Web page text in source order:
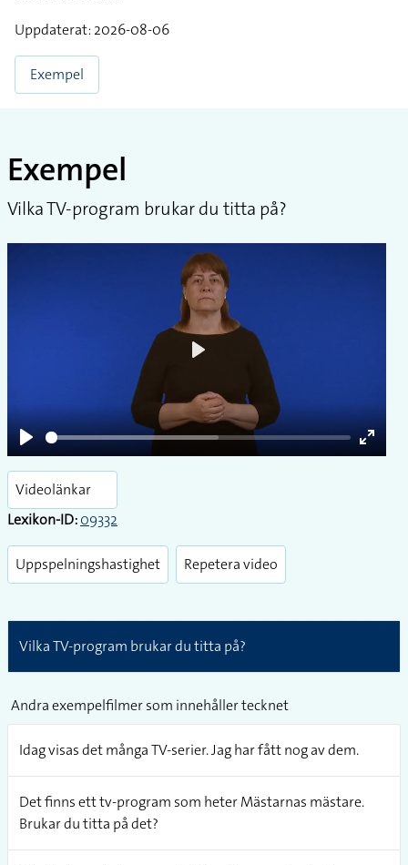
Uppdaterat: 2026-08-06
Exempel
Exempel
Vilka TV-program brukar du titta på?
Play
Enter
Videolänkar
Lexikon-ID:09332
Uppspelningshastighet Repetera video
Vilka TV-program brukar du titta på?
Andra exempelfilmer som innehåller tecknet
Idag visas det många TV-serier. Jag har fått nog av dem.
Det finns ett tv-program som heter Mästarnas mästare.
Brukar du titta på det?